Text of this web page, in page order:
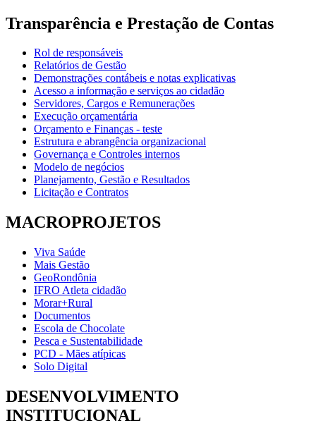
Transparência e Prestação de Contas
Rol de responsáveis
Relatórios de Gestão
Demonstrações contábeis e notas explicativas
Acesso a informação e serviços ao cidadão
Servidores, Cargos e Remunerações
Execução orçamentária
Orçamento e Finanças - teste
Estrutura e abrangência organizacional
Governança e Controles internos
Modelo de negócios
Planejamento, Gestão e Resultados
Licitação e Contratos
MACROPROJETOS
Viva Saúde
Mais Gestão
GeoRondônia
IFRO Atleta cidadão
Morar+Rural
Documentos
Escola de Chocolate
Pesca e Sustentabilidade
PCD - Mães atípicas
Solo Digital
DESENVOLVIMENTO
INSTITUCIONAL